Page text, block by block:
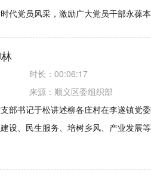
代党员风采，激励广大党员干部永葆
时长： 00:06:17
来源： 顺义区委组织部
部书记于松讲述柳各庄村在李遂镇党
设、民生服务、培树乡风、产业发展